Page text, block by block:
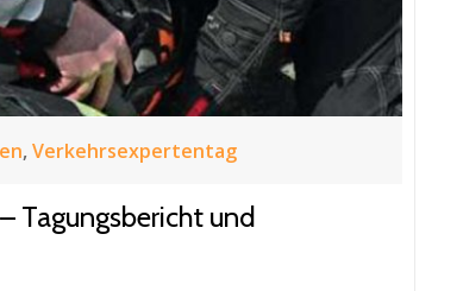
,Verkehrsexpertentag
Tagungsbericht und